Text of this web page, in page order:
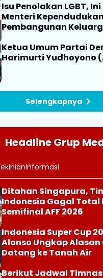
Isu Penolakan LGBT,
Menteri
Pembangunan
Ketua Umum Partai
Harimurti Yudhoyono
Selengkapnya
Headline Grup
Informasi
Ditahan Singapura,
Indonesia Gagal Total
Semifinal AFF 2026
Indonesia Super Cup
Alonso Ungkap Alasan
Datang ke Tanah Air
Berikut Jadwal